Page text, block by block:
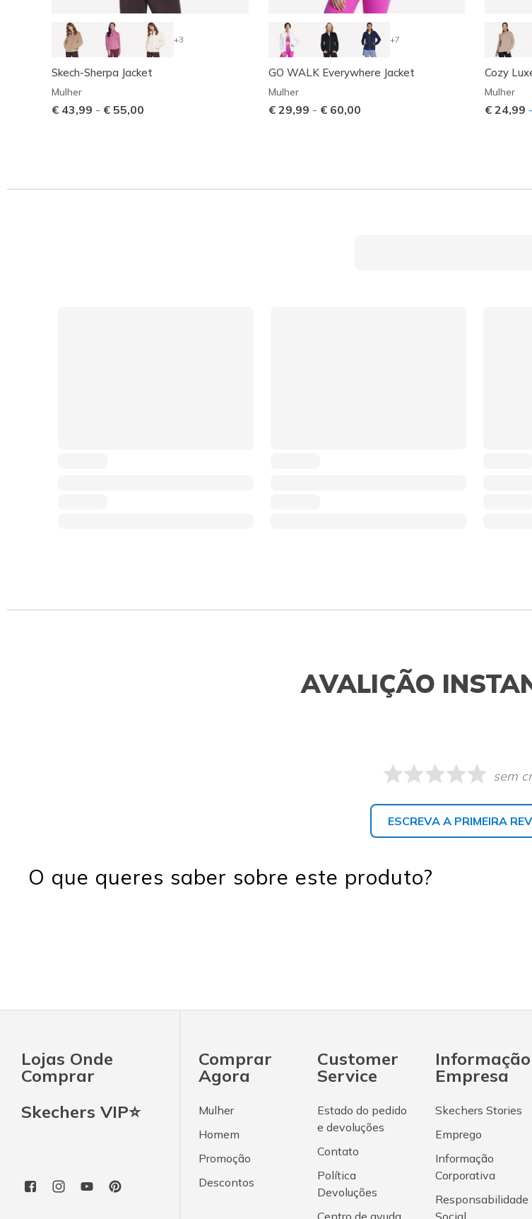
+3
Skech-Sherpa Jacket
Mulher
€ 43,99 - € 55,00
+7
GO WALK Everywhere Jacket
Mulher
€ 29,99 - € 60,00
Cozy
Mulher
€ 24,99 -
AVALIÇÃO
sem
ESCREVA A PRIMEIRA
O que queres saber sobre este produto?
Lojas Onde
Comprar
Skechers VIP⭐
Comprar
Agora
Mulher
Homem
Promoção
Descontos
Customer
Service
Estado do pedido
e devoluções
Contato
Política
Devoluções
Centro de ayuda
Informação
Empresa
Skechers Stories
Emprego
Informação
Corporativa
Responsabilidade
Social